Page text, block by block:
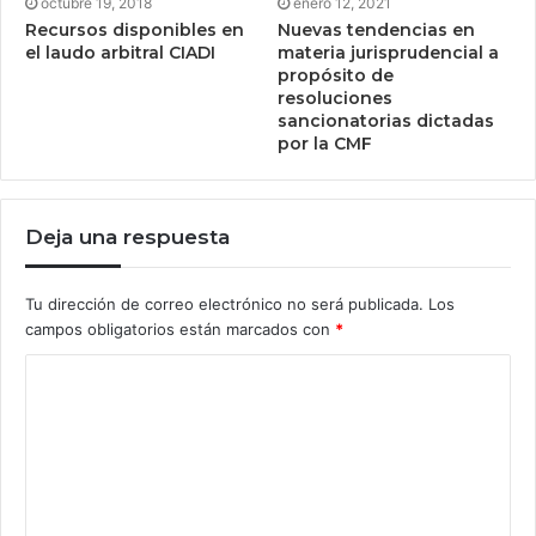
Recursos disponibles en
el laudo arbitral CIADI
Nuevas tendencias en
materia jurisprudencial a
propósito de
resoluciones
sancionatorias dictadas
por la CMF
Deja una respuesta
Tu dirección de correo electrónico no será publicada. Los
campos obligatorios están marcados con *